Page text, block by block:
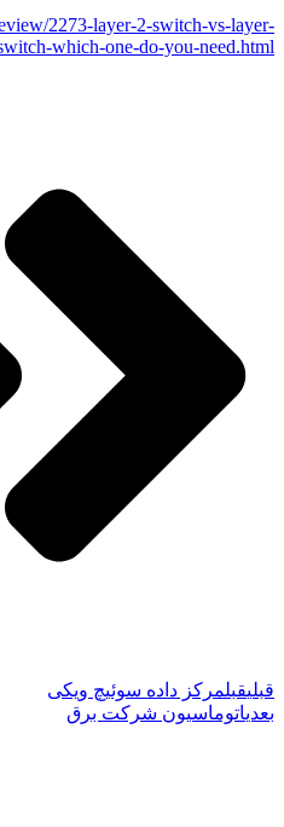
2273-layer-2-switch-vs-layer-
which-one-do-you-need.html
قبلیقبلمرکز داده سوئیچ ویکی
بعدیاتوماسیون شرکت برق